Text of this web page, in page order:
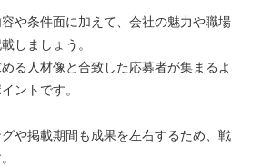
や条件面に加えて、会社の魅力や職場
しましょう。
る人材像と合致した応募者が集まるよ
ントです。
や掲載期間も成果を左右するため、戦